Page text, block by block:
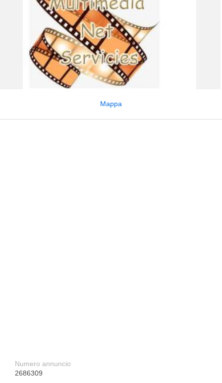
Mappa
Numero annuncio
2686309